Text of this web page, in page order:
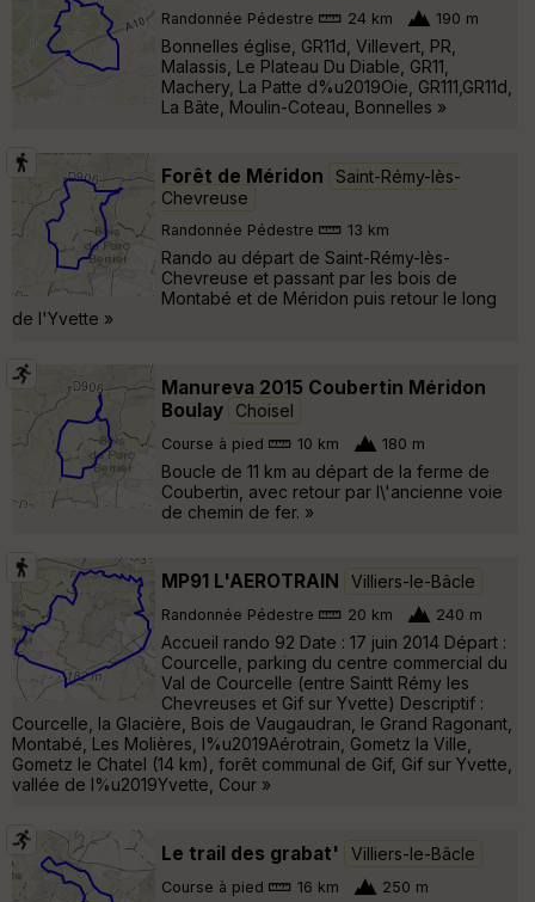
Randonnée Pédestre 24 km 190 m
Bonnelles église, GR11d, Villevert, PR,
Malassis, Le Plateau Du Diable, GR11,
Machery, La Patte d%u2019Oie, GR111,GR11d,
La Bâte, Moulin-Coteau, Bonnelles »
Forêt de Méridon
Saint-Rémy-lès-
Chevreuse
Randonnée Pédestre 13 km
Rando au départ de Saint-Rémy-lès-
Chevreuse et passant par les bois de
Montabé et de Méridon puis retour le long
de l'Yvette »
Manureva 2015 Coubertin Méridon
Boulay
Choisel
Course à pied 10 km 180 m
Boucle de 11 km au départ de la ferme de
Coubertin, avec retour par l\'ancienne voie
de chemin de fer. »
MP91 L'AEROTRAIN Villiers-le-Bâcle
Randonnée Pédestre 20 km 240 m
Accueil rando 92 Date : 17 juin 2014 Départ :
Courcelle, parking du centre commercial du
Val de Courcelle (entre Saintt Rémy les
Chevreuses et Gif sur Yvette) Descriptif :
Courcelle, la Glacière, Bois de Vaugaudran, le Grand Ragonant,
Montabé, Les Molières, l%u2019Aérotrain, Gometz la Ville,
Gometz le Chatel (14 km), forêt communal de Gif, Gif sur Yvette,
vallée de l%u2019Yvette, Cour »
Le trail des grabat' Villiers-le-Bâcle
Course à pied 16 km 250 m